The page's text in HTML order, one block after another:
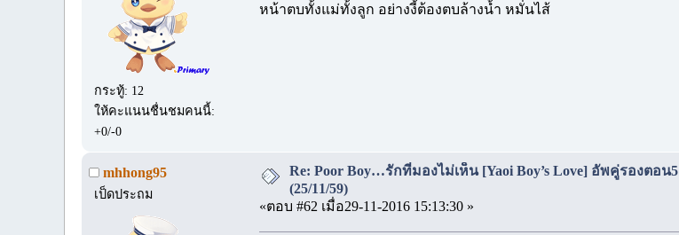
กระทู้: 12
ให้คะแนนชื่นชมคนนี้:
+0/-0
หน้าตบทั้งแม่ทั้งลูก อย่างงี้ต้องตบล้างน้ำ หมั่นไส้
mhhong95
เป็ดประถม
Re: Poor Boy…รักที่มองไม่เห็น [Yaoi Boy’s Love] อัพคู่รองตอน5
(25/11/59)
«ตอบ #62 เมื่อ29-11-2016 15:13:30 »